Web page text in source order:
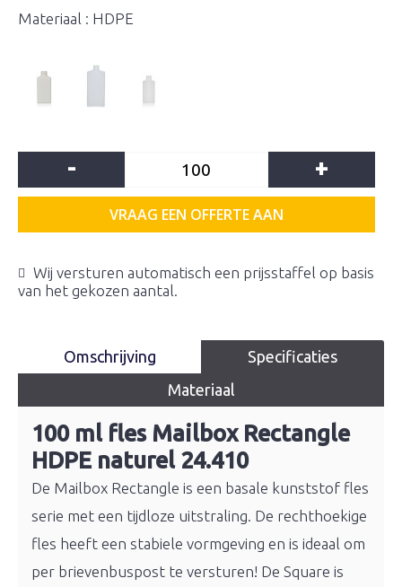
Materiaal : HDPE
- +
VRAAG EEN OFFERTE AAN
Wij versturen automatisch een prijsstaffel op basis
van het gekozen aantal.
Omschrijving
Specificaties
Materiaal
100 ml fles Mailbox Rectangle
HDPE naturel 24.410
De Mailbox Rectangle is een basale kunststof fles
serie met een tijdloze uitstraling. De rechthoekige
fles heeft een stabiele vormgeving en is ideaal om
per brievenbuspost te versturen! De Square is